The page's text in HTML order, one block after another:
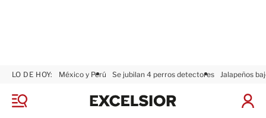
M
LO DE HOY: México y Perú Se jubilan 4 perros detectores Jalapeños
I
x